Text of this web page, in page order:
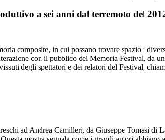
a sei anni dal terremoto del
composite, in cui possano trovare spazio i
con il pubblico del Memoria Festival, da
degli spettatori e dei relatori del Festival,
ad Andrea Camilleri, da Giuseppe Tomasi di